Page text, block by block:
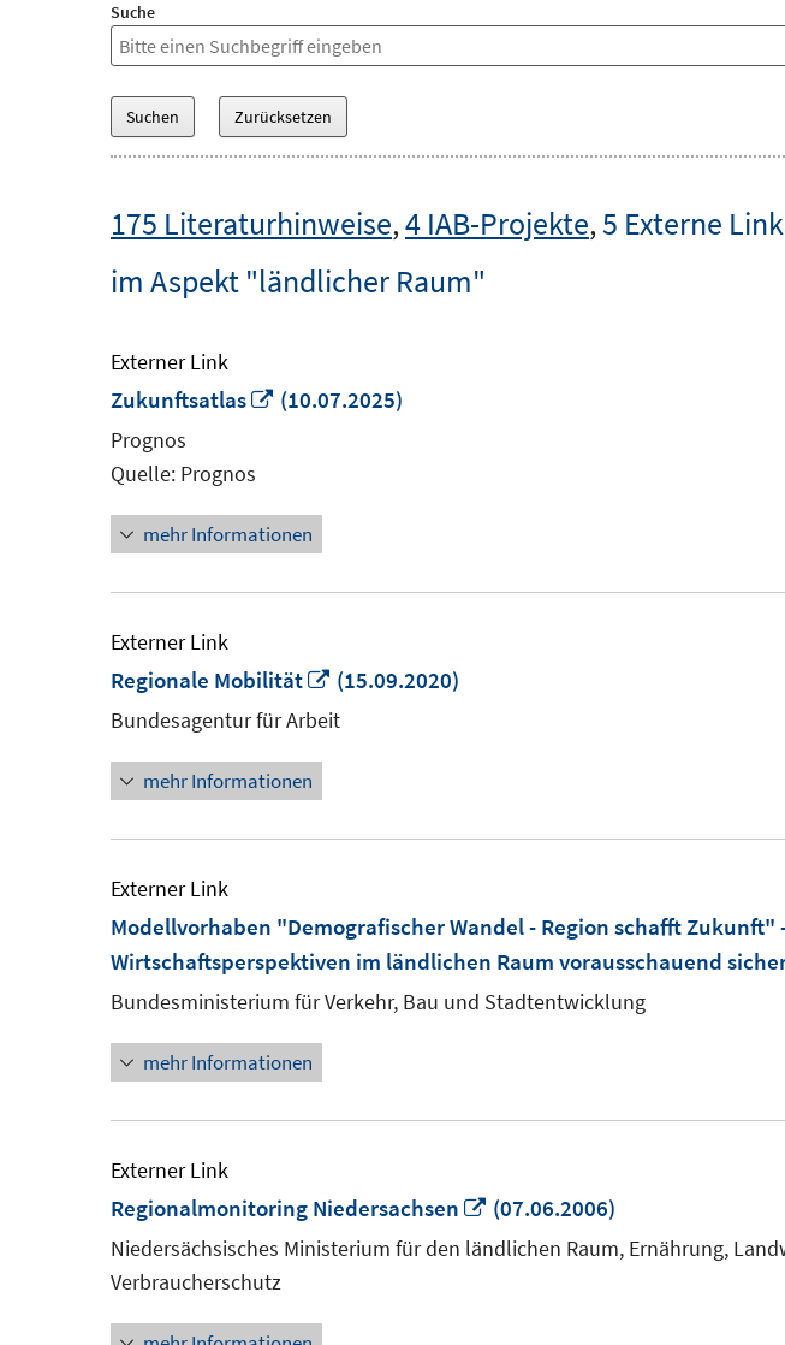
Suche
175 Literaturhinweise,4 IAB-Projekte,5 Externe
im Aspekt "ländlicher Raum"
Externer Link
Zukunftsatlas
In
(10.07.2025)
Prognos
Quelle: Prognos
mehr Informationen
Externer Link
Regionale Mobilität
In
neuem
(15.09.2020)
Bundesagentur für Arbeit
mehr Informationen
Externer Link
Modellvorhaben "Demografischer Wandel - Region schafft
Wirtschaftsperspektiven im ländlichen Raum vorausschauend
Bundesministerium für Verkehr, Bau und Stadtentwicklung
mehr Informationen
Externer Link
Regionalmonitoring Niedersachsen
In
neuem
(07.06.2006)
Niedersächsisches Ministerium für den ländlichen Raum, Ernährung,
Verbraucherschutz